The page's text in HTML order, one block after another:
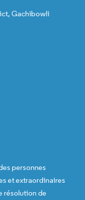
Gachibowli
personnes
et extraordinaires
résolution de